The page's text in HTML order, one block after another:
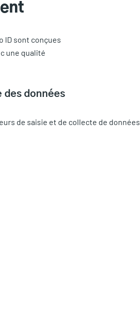
ID sont conçues
une qualité
des données
de saisie et de collecte de données